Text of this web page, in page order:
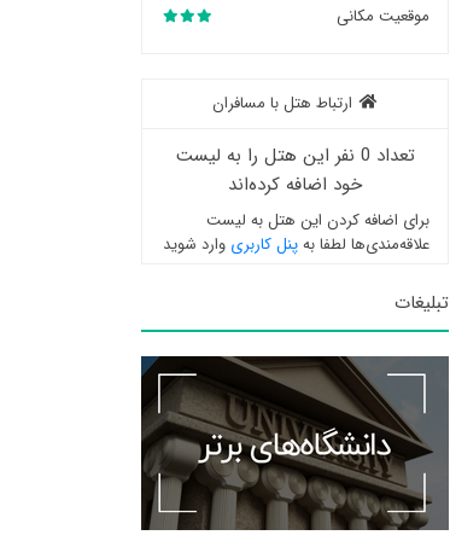
موقعیت مکانی
ارتباط هتل با مسافران
تعداد 0 نفر این هتل را به لیست
خود اضافه کرده‌اند
برای اضافه کردن این هتل به لیست
علاقه‌مندی‌ها لطفا بهپنل کاربری وارد شوید
تبلیغات